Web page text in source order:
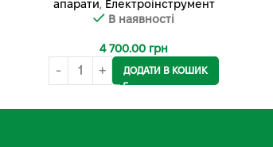
апарати, Електроінструмент
В наявності
4 700.00 грн
ДОДАТИ В КОШИК